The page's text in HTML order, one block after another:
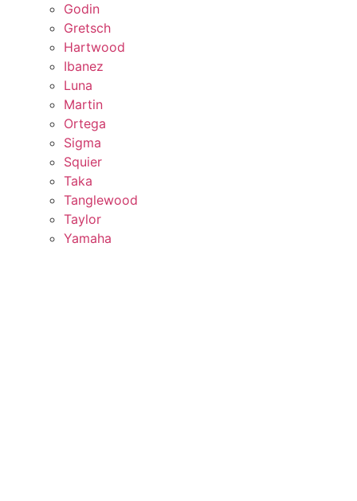
Godin
Gretsch
Hartwood
Ibanez
Luna
Martin
Ortega
Sigma
Squier
Taka
Tanglewood
Taylor
Yamaha